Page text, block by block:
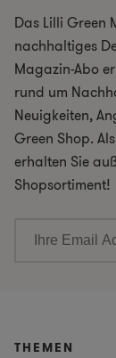
Das Lilli Green
nachhaltiges
Magazin-Abo
rund um
Neuigkeiten,
Green Shop.
erhalten Sie
Shopsortiment!
THEMEN